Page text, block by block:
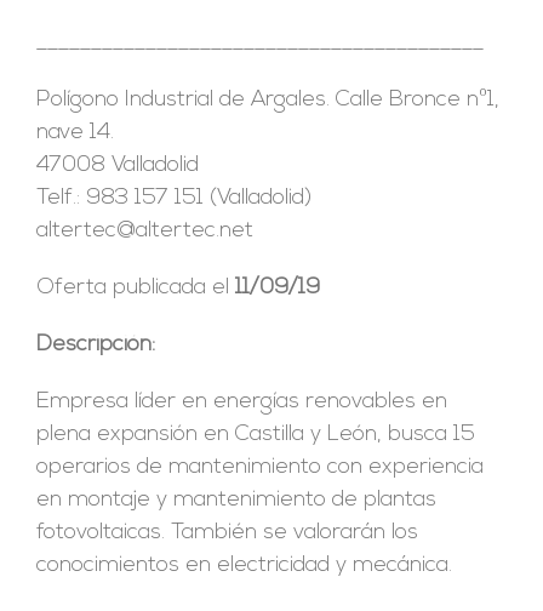
_________________________________________
Polígono Industrial de Argales. Calle Bronce nº1,
nave 14.
47008 Valladolid
Telf.: 983 157 151 (Valladolid)
altertec@altertec.net
Oferta publicada el 11/09/19
Descripción:
Empresa líder en energías renovables en
plena expansión en Castilla y León, busca 15
operarios de mantenimiento con experiencia
en montaje y mantenimiento de plantas
fotovoltaicas. También se valorarán los
conocimientos en electricidad y mecánica.